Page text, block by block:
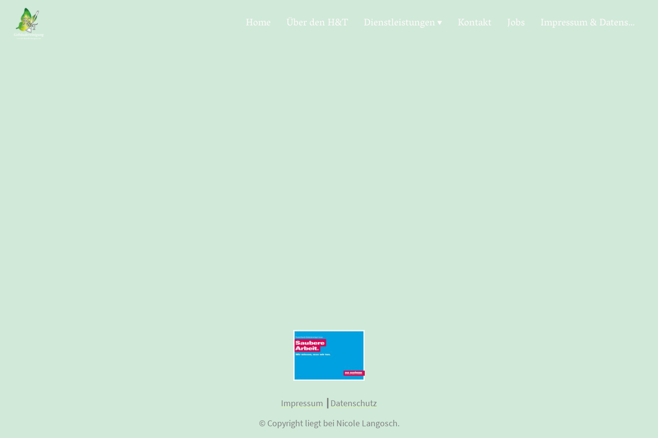
Home Über den H&T Dienstleistungen Kontakt Jobs Impressum & Datenschutz
Impressum
Datenschutz
© Copyright liegt bei Nicole Langosch.